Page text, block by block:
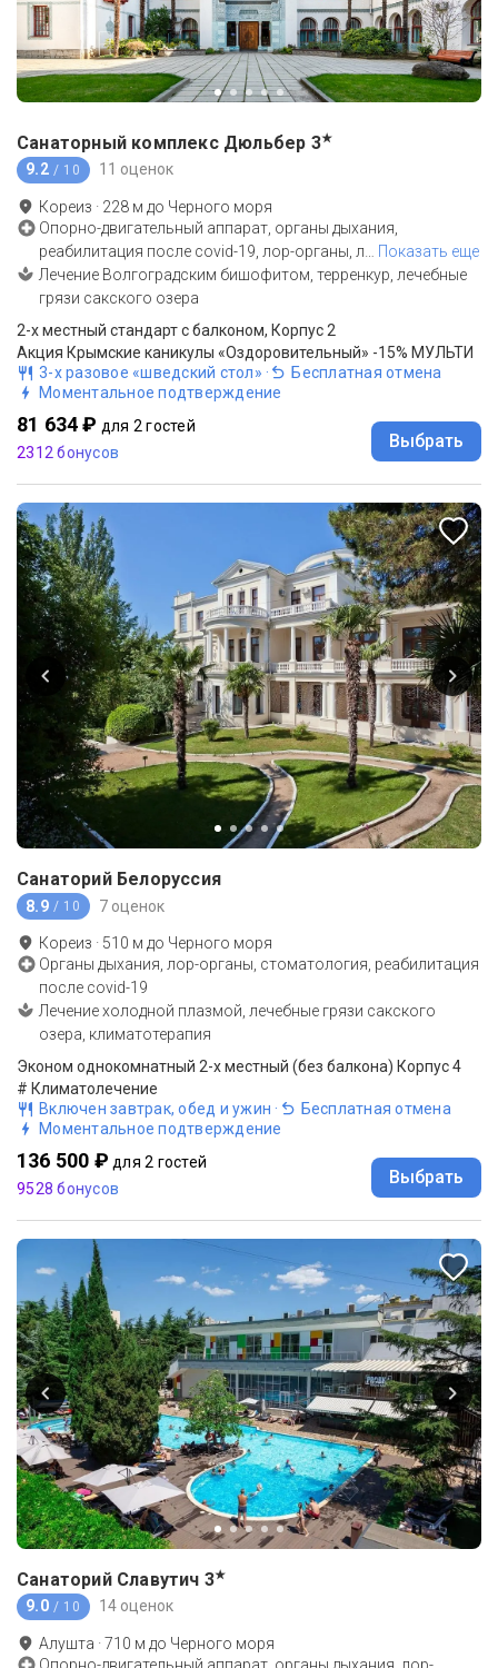
Санаторный комплекс Дюльбер 3★
9.2 / 10 11 оценок
Кореиз · 228 м до Черного моря
Опорно-двигательный аппарат, органы дыхания,
реабилитация после covid-19, лор-органы, л
Показать еще
Лечение Волгоградским бишофитом, терренкур, лечебные
грязи сакского озера
2-x местный стандарт с балконом, Корпус 2
Акция Крымские каникулы «Оздоровительный» -15% МУЛЬТИ
3-х разовое «шведский стол» ·
Бесплатная отмена
Моментальное подтверждение
81 634 ₽ для 2 гостей
2312 бонусов
Выбрать
Санаторий Белоруссия
8.9 / 10 7 оценок
Кореиз · 510 м до Черного моря
Органы дыхания, лор-органы, стоматология, реабилитация
после covid-19
Лечение холодной плазмой, лечебные грязи сакского
озера, климатотерапия
Эконом однокомнатный 2-х местный (без балкона) Корпус 4
# Климатолечение
Включен завтрак, обед и ужин ·
Бесплатная отмена
Моментальное подтверждение
136 500 ₽ для 2 гостей
9528 бонусов
Выбрать
Санаторий Славутич 3★
9.0 / 10 14 оценок
Алушта ·710 м до Черного моря
Опорно-двигательный аппарат, органы дыхания, лор-